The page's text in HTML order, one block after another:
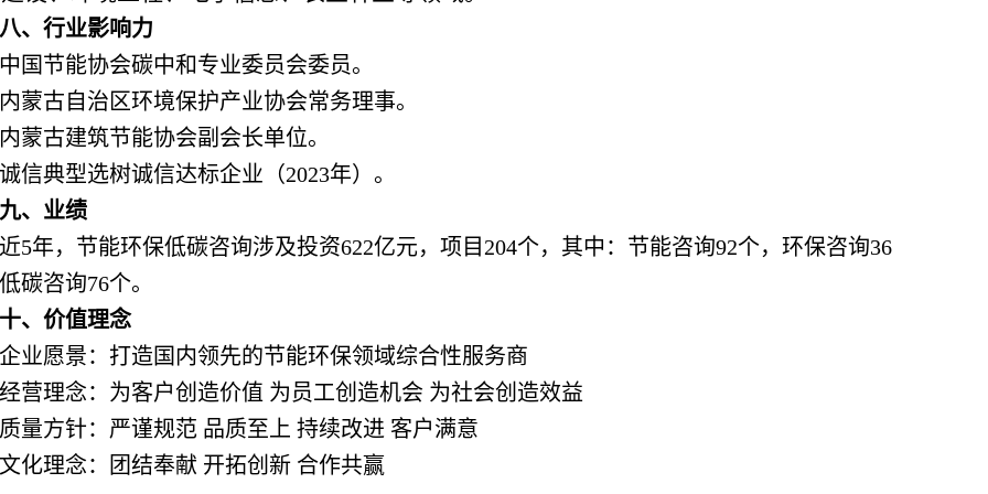
八、行业影响力
中国节能协会碳中和专业委员会委员。
内蒙古自治区环境保护产业协会常务理事。
内蒙古建筑节能协会副会长单位。
诚信典型选树诚信达标企业（2023年）。
九、业绩
近5年，节能环保低碳咨询涉及投资622亿元，项目204个，其中：节能咨询92个，环保咨询36
碳咨询76个。
十、价值理念
企业愿景：打造国内领先的节能环保领域综合性服务商
经营理念：为客户创造价值 为员工创造机会 为社会创造效益
质量方针：严谨规范 品质至上 持续改进 客户满意
文化理念：团结奉献 开拓创新 合作共赢